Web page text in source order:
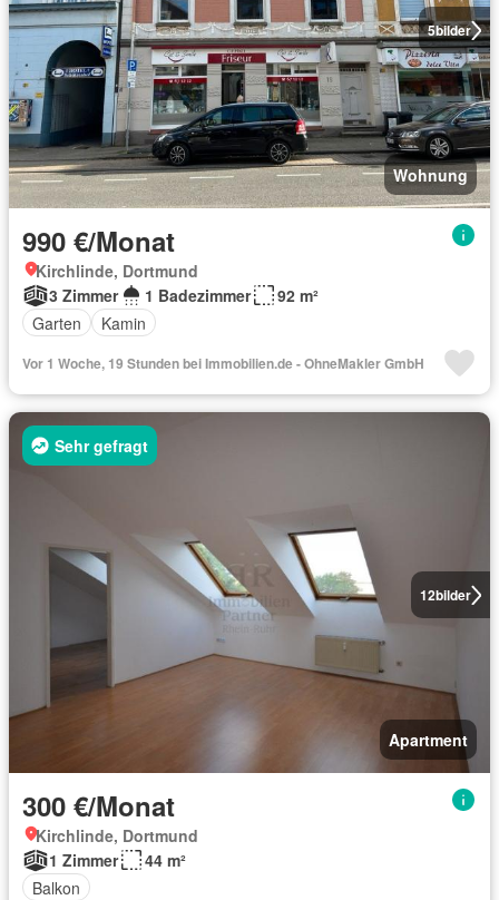
5bilder
Wohnung
990 €/Monat
Kirchlinde, Dortmund
3 Zimmer
1 Badezimmer
92 m²
Garten
Kamin
Vor 1 Woche, 19 Stunden bei Immobilien.de - OhneMakler GmbH
12bilder
Sehr gefragt
Apartment
300 €/Monat
Kirchlinde, Dortmund
1 Zimmer
44 m²
Balkon